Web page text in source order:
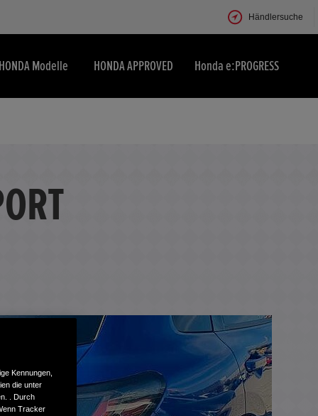
Händlersuche
Modelle HONDA APPROVED Honda e:PROGRESS
Kennungen,
die unter
. Durch
Tracker